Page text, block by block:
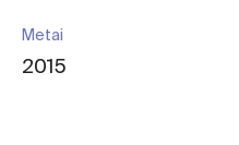
Metai
2015